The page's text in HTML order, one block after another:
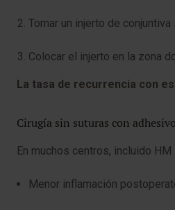
Tomar un injerto de
Colocar el injerto en la zona
La tasa de recurrencia con
Cirugía sin suturas con
En muchos centros, incluido
Menor inflamación